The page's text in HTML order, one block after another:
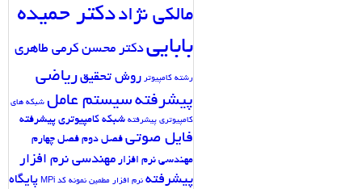
مالکی نژاددکتر حمیده
باباییدکتر محسن کرمی طاهری
رشته کامپیوتر روش تحقیقریاضی
پیشرفتهسیستم عامل شبکه های
کامپیوتری پیشرفته شبکه کامپیوتری پیشرفته
فایل صوتی فصل دوم فصل چهارم
مهندسی نرم افزار مهندسی نرم افزار
پیشرفته نرم افزار مطمین نمونه کد MPi
پایگاه